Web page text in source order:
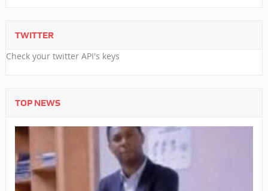
TWITTER
Check your twitter API's keys
TOP NEWS